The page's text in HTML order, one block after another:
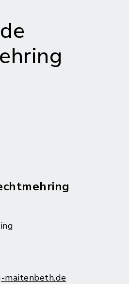
maitenbeth.de